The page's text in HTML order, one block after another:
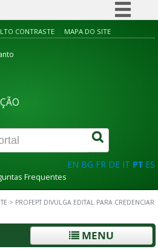
Simplifique!
Canais
CONTRASTE MAPA DO SITE
EN BG FR DE IT PT ES
Frequentes
> PROFEPT DIVULGA EDITAL PARA CREDENCIAR
MENU